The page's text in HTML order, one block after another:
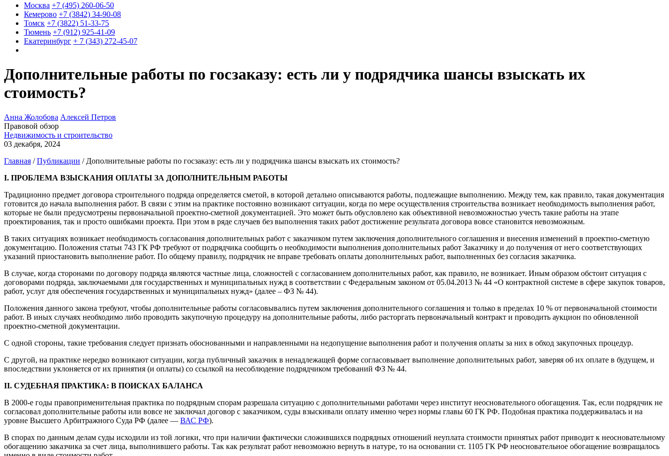
Москва +7 (495) 260-06-50
Кемерово +7 (3842) 34-90-08
Томск +7 (3822) 51-33-75
Тюмень +7 (912) 925-41-09
Екатеринбург + 7 (343) 272-45-07
Дополнительные работы по госзаказу: есть ли у подрядчика шансы взыскать их
стоимость?
Анна Жолобова Алексей Петров
Правовой обзор
Недвижимость и строительство
03 декабря, 2024
Главная /Публикации / Дополнительные работы по госзаказу: есть ли у подрядчика шансы взыскать их стоимость?
I. ПРОБЛЕМА ВЗЫСКАНИЯ ОПЛАТЫ ЗА ДОПОЛНИТЕЛЬНЫМ РАБОТЫ
Традиционно предмет договора строительного подряда определяется сметой, в которой детально описываются работы, подлежащие выполнению. Между тем, как правило, такая документация
готовится до начала выполнения работ. В связи с этим на практике постоянно возникают ситуации, когда по мере осуществления строительства возникает необходимость выполнения работ,
которые не были предусмотрены первоначальной проектно-сметной документацией. Это может быть обусловлено как объективной невозможностью учесть такие работы на этапе
проектирования, так и просто ошибками проекта. При этом в ряде случаев без выполнения таких работ достижение результата договора вовсе становится невозможным.
В таких ситуациях возникает необходимость согласования дополнительных работ с заказчиком путем заключения дополнительного соглашения и внесения изменений в проектно-сметную
документацию. Положения статьи 743 ГК РФ требуют от подрядчика сообщить о необходимости выполнения дополнительных работ Заказчику и до получения от него соответствующих
указаний приостановить выполнение работ. По общему правилу, подрядчик не вправе требовать оплаты дополнительных работ, выполненных без согласия заказчика.
В случае, когда сторонами по договору подряда являются частные лица, сложностей с согласованием дополнительных работ, как правило, не возникает. Иным образом обстоит ситуация с
договорами подряда, заключаемыми для государственных и муниципальных нужд в соответствии с Федеральным законом от 05.04.2013 № 44 «О контрактной системе в сфере закупок товаров,
работ, услуг для обеспечения государственных и муниципальных нужд» (далее – ФЗ № 44).
Положения данного закона требуют, чтобы дополнительные работы согласовывались путем заключения дополнительного соглашения и только в пределах 10 % от первоначальной стоимости
работ. В иных случаях необходимо либо проводить закупочную процедуру на дополнительные работы, либо расторгать первоначальный контракт и проводить аукцион по обновленной
проектно-сметной документации.
С одной стороны, такие требования следует признать обоснованными и направленными на недопущение выполнения работ и получения оплаты за них в обход закупочных процедур.
С другой, на практике нередко возникают ситуации, когда публичный заказчик в ненадлежащей форме согласовывает выполнение дополнительных работ, заверяя об их оплате в будущем, и
впоследствии уклоняется от их принятия (и оплаты) со ссылкой на несоблюдение подрядчиком требований ФЗ № 44.
II. СУДЕБНАЯ ПРАКТИКА: В ПОИСКАХ БАЛАНСА
В 2000-е годы правоприменительная практика по подрядным спорам разрешала ситуацию с дополнительными работами через институт неосновательного обогащения. Так, если подрядчик не
согласовал дополнительные работы или вовсе не заключал договор с заказчиком, суды взыскивали оплату именно через нормы главы 60 ГК РФ. Подобная практика поддерживалась и на
уровне Высшего Арбитражного Суда РФ (далее — ВАС РФ).
В спорах по данным делам суды исходили из той логики, что при наличии фактически сложившихся подрядных отношений неуплата стоимости принятых работ приводит к неосновательному
обогащению заказчика за счет лица, выполнившего работы. Так как результат работ невозможно вернуть в натуре, то на основании ст. 1105 ГК РФ неосновательное обогащение возвращалось